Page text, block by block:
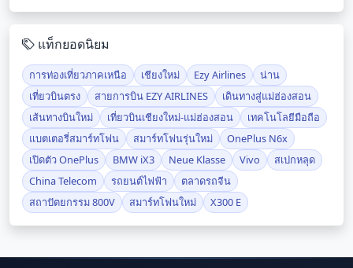
แท็กยอดนิยม
การท่องเที่ยวภาคเหนือ เชียงใหม่ Ezy Airlines
น่าน
เที่ยวบินตรง
สายการบิน EZY AIRLINES
เดินทางสู่แม่ฮ่องสอน
เส้นทางบินใหม่
เที่ยวบินเชียงใหม่-แม่ฮ่องสอน
เทคโนโลยีมือถือ
แบตเตอรี่สมาร์ทโฟน
สมาร์ทโฟนรุ่นใหม่
OnePlus N6x
เปิดตัว OnePlus
BMW iX3 Neue Klasse Vivo
สเปกหลุด
China Telecom
รถยนต์ไฟฟ้า
ตลาดรถจีน
สถาปัตยกรรม 800V
สมาร์ทโฟนใหม่ X300 E